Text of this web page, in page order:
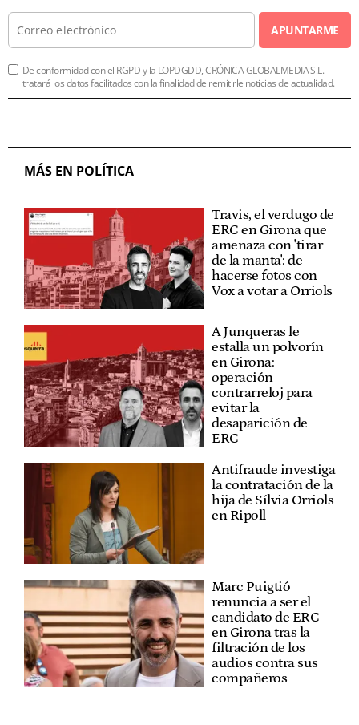
APUNTARME
De conformidad con el RGPD y la LOPDGDD, CRÓNICA GLOBALMEDIA S.L.
tratará los datos facilitados con la finalidad de remitirle noticias de actualidad.
MÁS EN POLÍTICA
Travis, el verdugo de
ERC en Girona que
amenaza con 'tirar
de la manta': de
hacerse fotos con
Vox a votar a Orriols
A Junqueras le
estalla un polvorín
en Girona:
operación
contrarreloj para
evitar la
desaparición de
ERC
Antifraude investiga
la contratación de la
hija de Sílvia Orriols
en Ripoll
Marc Puigtió
renuncia a ser el
candidato de ERC
en Girona tras la
filtración de los
audios contra sus
compañeros